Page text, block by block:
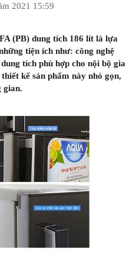
2021 15:59
(PB) dung tích 186 lít là lựa
tiện ích như: công nghệ
tích phù hợp cho nội bộ gia
kế sản phẩm này nhỏ gọn,
gian.